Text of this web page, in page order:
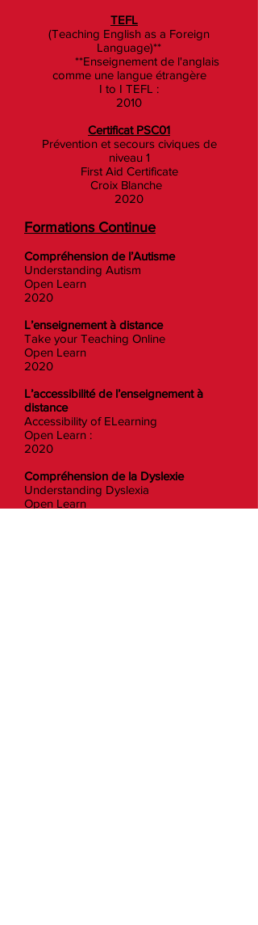
TEFL
(Teaching English as a Foreign
Language)**
**Enseignement de l'anglais
comme une langue étrangère
I to I TEFL :
2010
Certificat PSC01
Prévention et secours civiques de
niveau 1
First Aid Certificate
Croix Blanche
2020
Formations Continue
Compréhension de l’Autisme
Understanding Autism
Open Learn
2020
L’enseignement à distance
Take your Teaching Online
Open Learn
2020
L’accessibilité de l’enseignement à
distance
Accessibility of ELearning
Open Learn :
2020
Compréhension de la Dyslexie
Understanding Dyslexia
Open Learn